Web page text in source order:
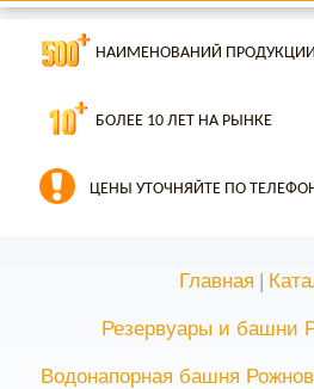
НАИМЕНОВАНИЙ ПРОДУКЦИИ
БОЛЕЕ 10 ЛЕТ НА РЫНКЕ
ЦЕНЫ УТОЧНЯЙТЕ ПО
Главная |
Резервуары и башни
Водонапорная башня